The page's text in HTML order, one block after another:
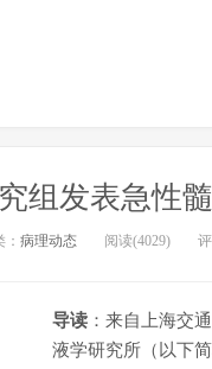
组发表急性
病理动态 阅读(4029)
导读 ：来自上海交
液学研究所（以下